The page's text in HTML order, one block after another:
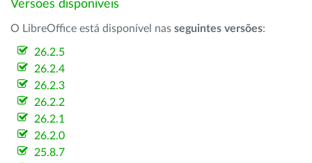
Versões disponíveis
O LibreOffice está disponível nas seguintes versões:
26.2.5
26.2.4
26.2.3
26.2.2
26.2.1
26.2.0
25.8.7